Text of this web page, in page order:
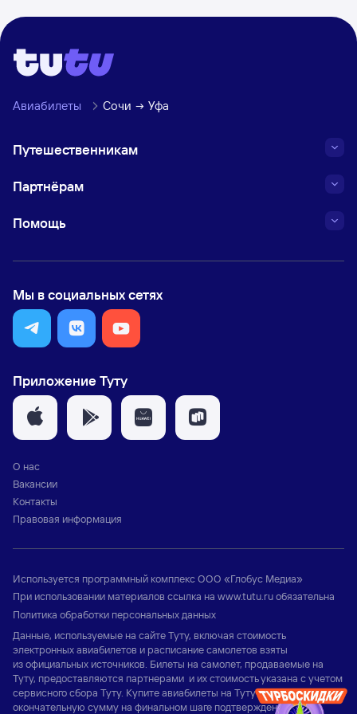
Авиабилеты Сочи Уфа
Путешественникам
Партнёрам
Помощь
Мы в социальных сетях
Приложение Туту
О нас
Вакансии
Контакты
Правовая информация
Используется программный комплексООО «Глобус Медиа»
При использовании материалов ссылка на www.tutu.ruобязательна
Политика обработки персональных данных
Данные, используемые на сайте Туту, включая стоимость
электронных авиабилетов и расписание самолетов взяты
из официальных источников. Билеты на самолет, продаваемые на
Туту, предоставляются партнерами и их стоимость указана с учетом
сервисного сбора Туту. Купите авиабилеты на Туту и узнайте
окончательную сумму на финальном шаге подтверждения заказа